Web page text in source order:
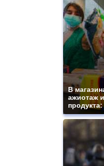
В
ажиотаж